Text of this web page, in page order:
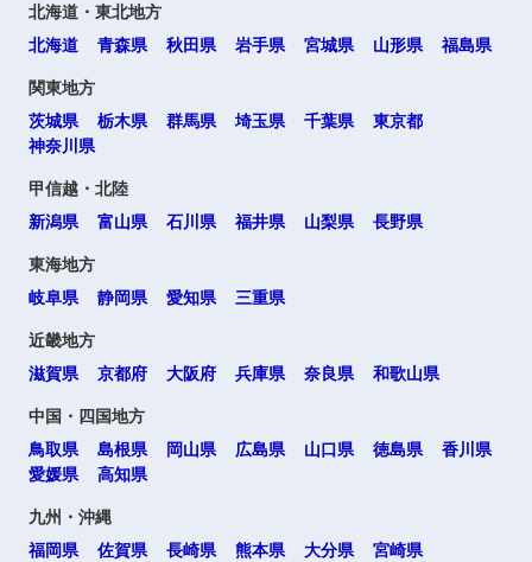
北海道・東北地方
北海道
青森県 秋田県 岩手県 宮城県 山形県 福島県
関東地方
茨城県
栃木県 群馬県 埼玉県 千葉県
東京都
神奈川県
甲信越・北陸
新潟県
富山県 石川県 福井県 山梨県 長野県
東海地方
岐阜県
静岡県 愛知県 三重県
近畿地方
滋賀県
京都府 大阪府 兵庫県 奈良県 和歌山県
中国・四国地方
鳥取県
島根県 岡山県 広島県 山口県 徳島県
香川県
愛媛県
高知県
九州・沖縄
福岡県
佐賀県 長崎県 熊本県 大分県
宮崎県